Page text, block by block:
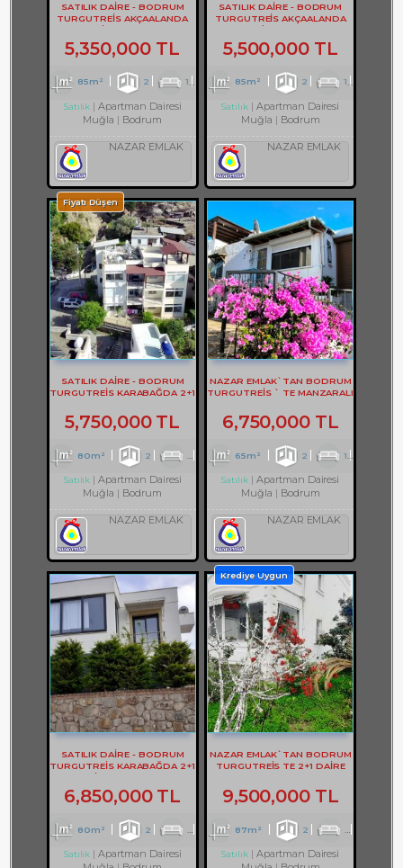
SATILIK DAİRE - BODRUM
TURGUTREİS AKÇAALANDA
2+1 DAİRE - REF- 3262
5,350,000 TL
85m² 2 1 1
Satılık
Apartman Dairesi
Muğla
Bodrum
NAZAR EMLAK
SATILIK DAİRE - BODRUM
TURGUTREİS AKÇAALANDA
2+1 DAİRE - REF- 3261
5,500,000 TL
85m² 2 1
Satılık
Apartman Dairesi
Muğla
Bodrum
NAZAR EMLAK
Fiyatı Düşen
SATILIK DAİRE - BODRUM
TURGUTREİS KARABAĞDA 2+1
5,750,000 TL
80m² 2 1
Satılık
Apartman Dairesi
Muğla
Bodrum
NAZAR EMLAK
NAZAR EMLAK`TAN BODRUM
TURGUTREİS ` TE MANZARALI
6,750,000 TL
65m² 2 1
Satılık
Apartman Dairesi
Muğla
Bodrum
NAZAR EMLAK
SATILIK DAİRE - BODRUM
TURGUTREİS KARABAĞDA 2+1
6,850,000 TL
80m² 2 1
Satılık
Apartman Dairesi
Krediye Uygun
NAZAR EMLAK`TAN BODRUM
TURGUTREİS TE 2+1 DAİRE
9,500,000 TL
87m² 2
Satılık
Apartman Dairesi